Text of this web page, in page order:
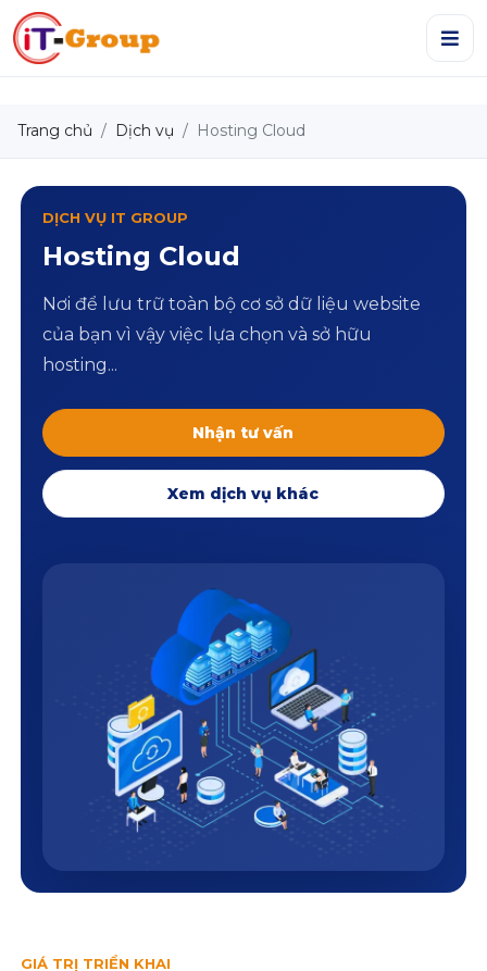
Trang chủ Dịch vụ Hosting Cloud
DỊCH VỤ IT GROUP
Hosting Cloud
Nơi để lưu trữ toàn bộ cơ sở dữ liệu website
của bạn vì vậy việc lựa chọn và sở hữu
hosting...
Nhận tư vấn
Xem dịch vụ khác
GIÁ TRỊ TRIỂN KHAI